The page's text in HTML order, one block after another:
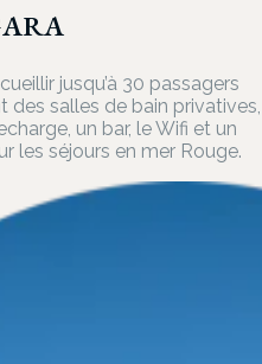
jusqu’à 30 passagers
des salles de bain privatives,
un bar, le Wifi et un
les séjours en mer Rouge.